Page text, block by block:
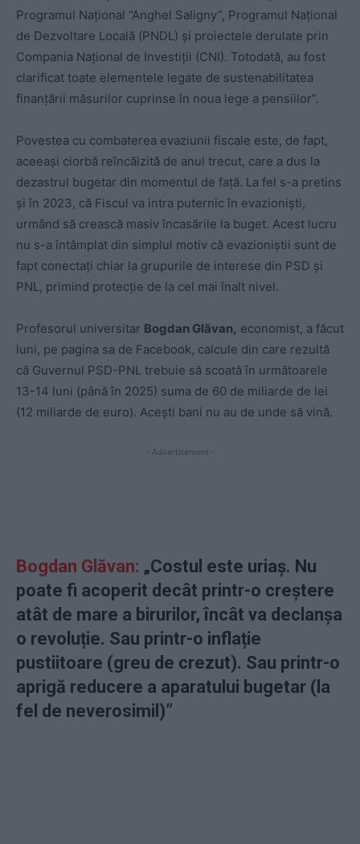
Programul Național ”Anghel Saligny”, Programul Național
de Dezvoltare Locală (PNDL) și proiectele derulate prin
Compania Național de Investiții (CNI). Totodată, au fost
clarificat toate elementele legate de sustenabilitatea
finanțării măsurilor cuprinse în noua lege a pensiilor”.
Povestea cu combaterea evaziunii fiscale este, de fapt,
aceeași ciorbă reîncălzită de anul trecut, care a dus la
dezastrul bugetar din momentul de față. La fel s-a pretins
și în 2023, că Fiscul va intra puternic în evazioniști,
urmând să crească masiv încasările la buget. Acest lucru
nu s-a întâmplat din simplul motiv că evazioniștii sunt de
fapt conectați chiar la grupurile de interese din PSD și
PNL, primind protecție de la cel mai înalt nivel.
Profesorul universitar Bogdan Glăvan, economist, a făcut
luni, pe pagina sa de Facebook, calcule din care rezultă
că Guvernul PSD-PNL trebuie să scoată în următoarele
13-14 luni (până în 2025) suma de 60 de miliarde de lei
(12 miliarde de euro). Acești bani nu au de unde să vină.
- Advertisement -
Bogdan Glăvan: „Costul este uriaș. Nu
poate fi acoperit decât printr-o creștere
atât de mare a birurilor, încât va declanșa
o revoluție. Sau printr-o inflație
pustiitoare (greu de crezut). Sau printr-o
aprigă reducere a aparatului bugetar (la
fel de neverosimil)”